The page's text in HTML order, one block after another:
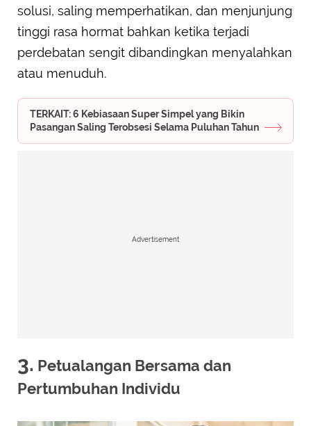
solusi, saling memperhatikan, dan menjunjung
tinggi rasa hormat bahkan ketika terjadi
perdebatan sengit dibandingkan menyalahkan
atau menuduh.
TERKAIT: 6 Kebiasaan Super Simpel yang Bikin
Pasangan Saling Terobsesi Selama Puluhan Tahun
Advertisement
3. Petualangan Bersama dan
Pertumbuhan Individu